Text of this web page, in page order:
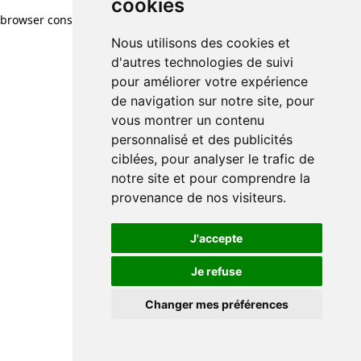
cookies
Nous utilisons des cookies et
d'autres technologies de suivi
pour améliorer votre expérience
de navigation sur notre site, pour
vous montrer un contenu
personnalisé et des publicités
ciblées, pour analyser le trafic de
notre site et pour comprendre la
provenance de nos visiteurs.
J'accepte
Je refuse
Changer mes préférences
browser console for more information)